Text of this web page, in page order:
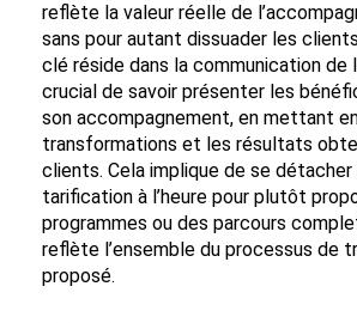
reflète la valeur réelle de
sans pour autant dissuader les
clé réside dans la communication de
crucial de savoir présenter les
son accompagnement, en mettant
transformations et les résultats
clients. Cela implique de se détacher
tarification à l’heure pour plutôt
programmes ou des parcours
reflète l’ensemble du processus de
proposé.